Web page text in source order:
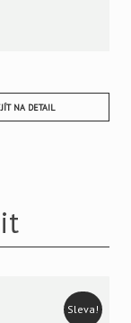
NA DETAIL
Sleva!